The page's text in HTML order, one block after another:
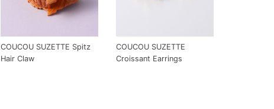
COUCOU SUZETTE Spitz
Hair Claw
COUCOU SUZETTE
Croissant Earrings